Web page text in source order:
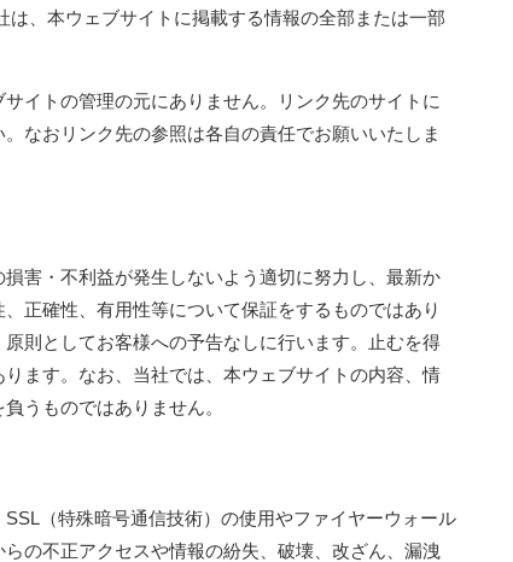
、本ウェブサイトに掲載する情報の全部または一部
イトの管理の元にありません。リンク先のサイトに
なおリンク先の参照は各自の責任でお願いいたしま
害・不利益が発生しないよう適切に努力し、最新か
正確性、有用性等について保証をするものではあり
則としてお客様への予告なしに行います。止むを得
ます。なお、当社では、本ウェブサイトの内容、情
うものではありません。
（特殊暗号通信技術）の使用やファイヤーウォール
の不正アクセスや情報の紛失、破壊、改ざん、漏洩